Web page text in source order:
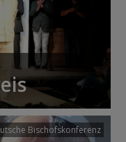
Einrichtungen
Bischofskonferenz